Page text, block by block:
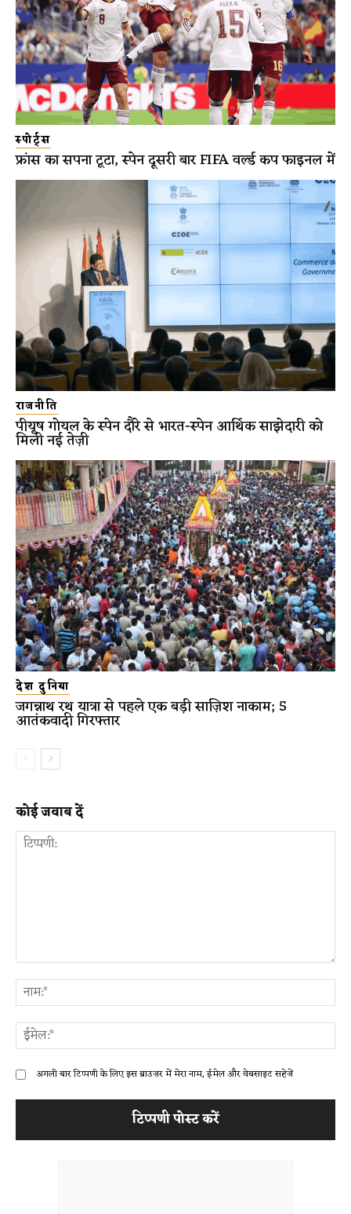
स्पोर्ट्स
फ्रांस का सपना टूटा, स्पेन दूसरी बार FIFA वर्ल्ड कप फाइनल में
राजनीति
पीयूष गोयल के स्पेन दौरे से भारत-स्पेन आर्थिक साझेदारी को
मिली नई तेज़ी
देश दुनिया
जगन्नाथ रथ यात्रा से पहले एक बड़ी साज़िश नाकाम; 5
आतंकवादी गिरफ्तार
कोई जवाब दें
अगली बार टिप्पणी के लिए इस ब्राउज़र में मेरा नाम, ईमेल और वेबसाइट सहेजें